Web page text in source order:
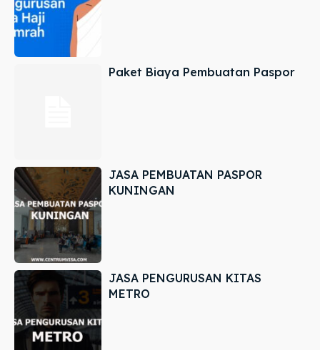
Paket Biaya Pembuatan Paspor
JASA PEMBUATAN PASPOR
KUNINGAN
JASA PENGURUSAN KITAS
METRO